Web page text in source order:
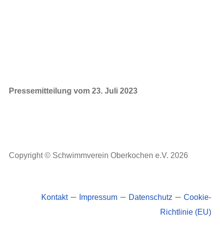
Pressemitteilung vom 23. Juli 2023
Copyright © Schwimmverein Oberkochen e.V. 2026
Kontakt– Impressum – Datenschutz – Cookie-
Richtlinie (EU)